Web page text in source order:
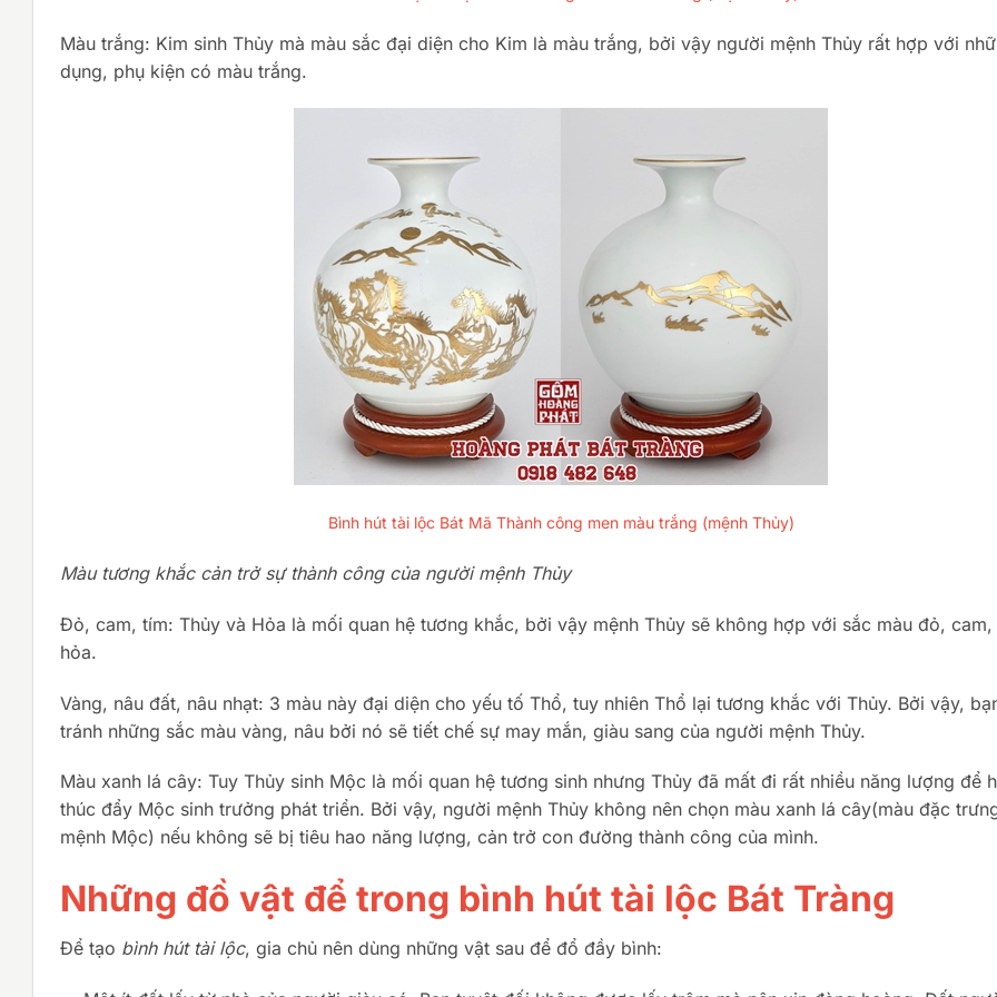
Màu trắng: Kim sinh Thủy mà màu sắc đại diện cho Kim là màu trắng, bởi vậy người mệnh Thủy rất hợp với
dụng, phụ kiện có màu trắng.
Bình hút tài lộc Bát Mã Thành công men màu trắng (mệnh Thủy)
Màu tương khắc cản trở sự thành công của người mệnh Thủy
Đỏ, cam, tím: Thủy và Hỏa là mối quan hệ tương khắc, bởi vậy mệnh Thủy sẽ không hợp với sắc màu đỏ, cam,
hỏa.
Vàng, nâu đất, nâu nhạt: 3 màu này đại diện cho yếu tố Thổ, tuy nhiên Thổ lại tương khắc với Thủy. Bởi vậy,
tránh những sắc màu vàng, nâu bởi nó sẽ tiết chế sự may mắn, giàu sang của người mệnh Thủy.
Màu xanh lá cây: Tuy Thủy sinh Mộc là mối quan hệ tương sinh nhưng Thủy đã mất đi rất nhiều năng lượng để
thúc đẩy Mộc sinh trưởng phát triển. Bởi vậy, người mệnh Thủy không nên chọn màu xanh lá cây(màu đặc
mệnh Mộc) nếu không sẽ bị tiêu hao năng lượng, cản trở con đường thành công của mình.
Những đồ vật để trong bình hút tài lộc Bát Tràng
Để tạo bình hút tài lộc, gia chủ nên dùng những vật sau để đổ đầy bình: